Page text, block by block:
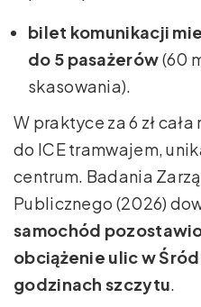
bilet komunikacji
do 5 pasażerów(60
skasowania).
W praktyce za 6 zł
do ICE tramwajem,
centrum. Badania
Publicznego (2026)
samochód
obciążenie ulic w
godzinach szczytu.